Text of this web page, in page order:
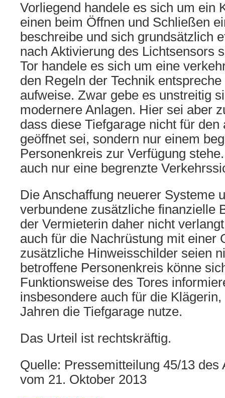
Vorliegend handele es sich um ein
einen beim Öffnen und Schließen
beschreibe und sich grundsätzlich
nach Aktivierung des Lichtsensors
Tor handele es sich um eine
den Regeln der Technik
aufweise. Zwar gebe es unstreitig
modernere Anlagen. Hier sei aber
dass diese Tiefgarage nicht für
geöffnet sei, sondern nur einem
Personenkreis zur Verfügung
auch nur eine begrenzte
Die Anschaffung neuerer Systeme
verbundene zusätzliche finanzielle
der Vermieterin daher nicht
auch für die Nachrüstung mit einer
zusätzliche Hinweisschilder seien
betroffene Personenkreis könne
Funktionsweise des Tores
insbesondere auch für die
Jahren die Tiefgarage nutze.
Das Urteil ist rechtskräftig.
Quelle: Pressemitteilung 45/13 des
vom 21. Oktober 2013